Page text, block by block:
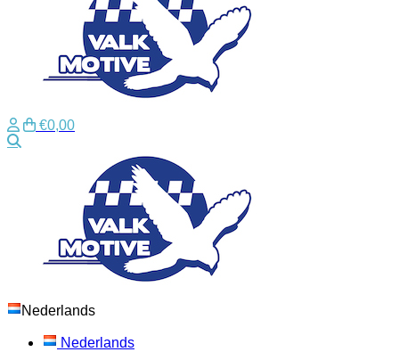
€0,00
Nederlands
Nederlands